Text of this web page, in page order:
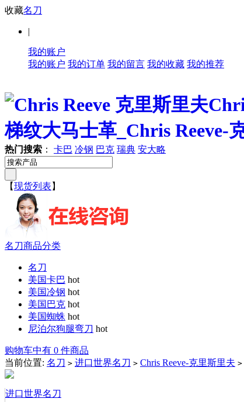
收藏名刀
|
我的账户
我的账户 我的订单 我的留言 我的收藏 我的推荐
热门搜索 ： 卡巴 冷钢 巴克 瑞典 安大略
【现货列表 】
名刀商品分类
名刀
美国卡巴 hot
美国冷钢 hot
美国巴克 hot
美国蜘蛛 hot
尼泊尔狗腿弯刀 hot
购物车中有 0 件商品
当前位置: 名刀 > 进口世界名刀 > Chris Reeve-克里斯里夫 >
进口世界名刀